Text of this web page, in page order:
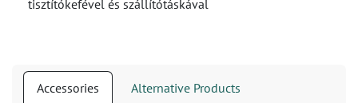
tisztítókefével és szállítótáskával
Accessories Alternative Products